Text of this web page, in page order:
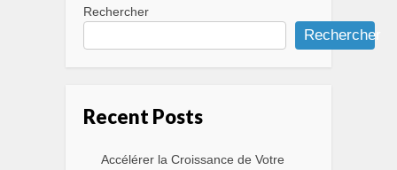
Rechercher
Rechercher
Recent Posts
Accélérer la Croissance de Votre